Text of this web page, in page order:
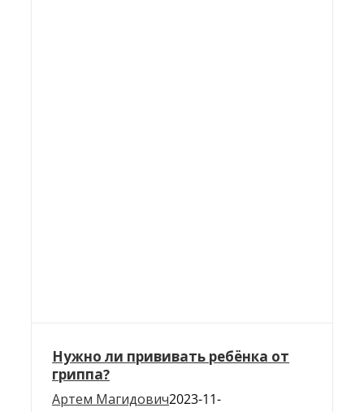
Нужно ли прививать ребёнка от
гриппа?
Артем Магидович2023-11-